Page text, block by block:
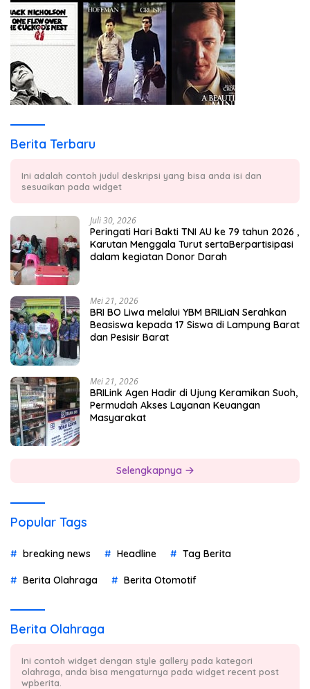
Berita Terbaru
Ini adalah contoh judul deskripsi yang bisa anda isi dan
sesuaikan pada widget
Juli 30, 2026
Peringati Hari Bakti TNI AU ke 79 tahun 2026 ,
Karutan Menggala Turut sertaBerpartisipasi
dalam kegiatan Donor Darah
Mei 21, 2026
BRI BO Liwa melalui YBM BRILiaN Serahkan
Beasiswa kepada 17 Siswa di Lampung Barat
dan Pesisir Barat
Mei 21, 2026
BRILink Agen Hadir di Ujung Keramikan Suoh,
Permudah Akses Layanan Keuangan
Masyarakat
Selengkapnya
Popular Tags
breaking news Headline Tag Berita
Berita Olahraga Berita Otomotif
Berita Olahraga
Ini contoh widget dengan style gallery pada kategori
olahraga, anda bisa mengaturnya pada widget recent post
wpberita.